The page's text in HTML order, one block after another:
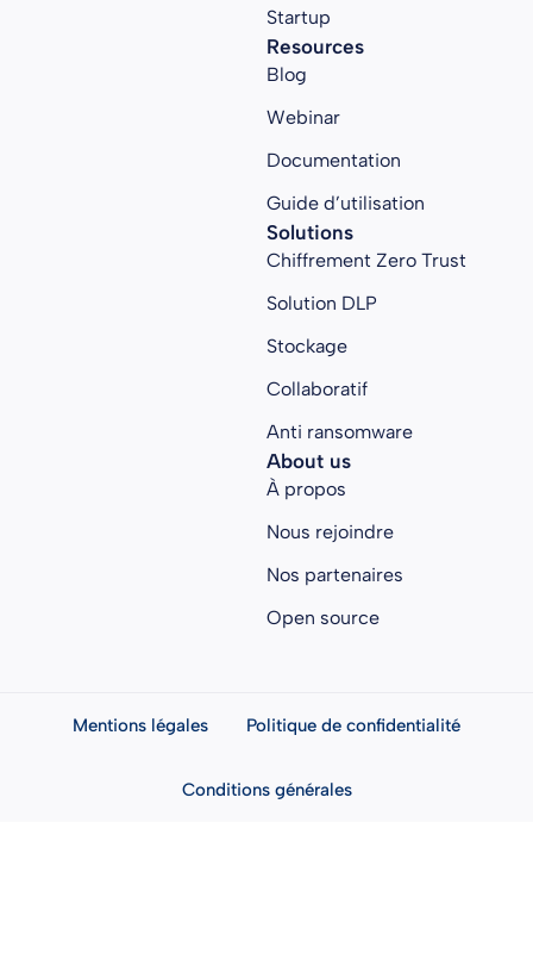
Startup
Resources
Blog
Webinar
Documentation
Guide d’utilisation
Solutions
Chiffrement Zero Trust
Solution DLP
Stockage
Collaboratif
Anti ransomware
About us
À propos
Nous rejoindre
Nos partenaires
Open source
Mentions légales Politique de confidentialité
Conditions générales